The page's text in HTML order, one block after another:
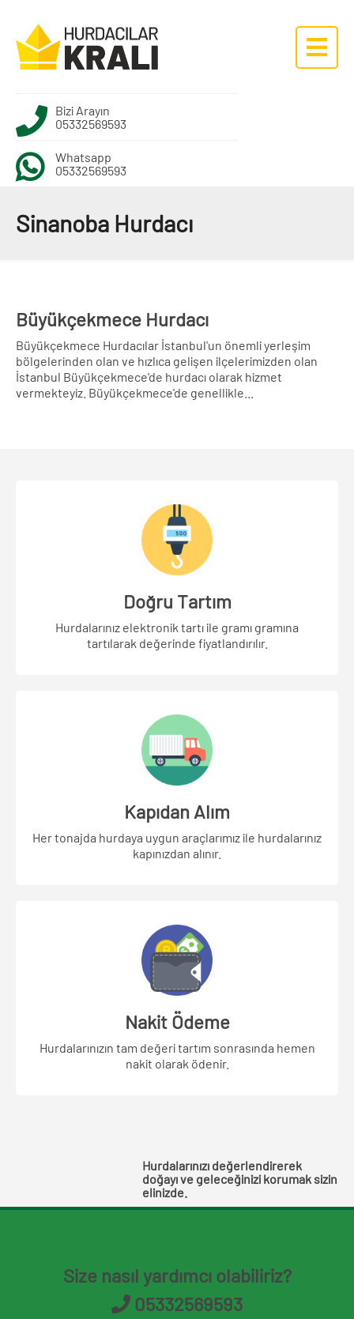
Bizi Arayın
05332569593
Whatsapp
05332569593
Sinanoba Hurdacı
Büyükçekmece Hurdacı
Büyükçekmece Hurdacılar İstanbul'un önemli yerleşim
bölgelerinden olan ve hızlıca gelişen ilçelerimizden olan
İstanbul Büyükçekmece'de hurdacı olarak hizmet
vermekteyiz. Büyükçekmece'de genellikle...
Doğru Tartım
Hurdalarınız elektronik tartı ile gramı gramına
tartılarak değerinde fiyatlandırılır.
Kapıdan Alım
Her tonajda hurdaya uygun araçlarımız ile hurdalarınız
kapınızdan alınır.
Nakit Ödeme
Hurdalarınızın tam değeri tartım sonrasında hemen
nakit olarak ödenir.
Hurdalarınızı değerlendirerek
doğayı ve geleceğinizi korumak sizin
elinizde.
Size nasıl yardımcı olabiliriz?
05332569593